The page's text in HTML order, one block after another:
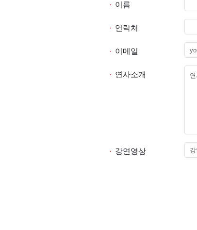
· 이름
· 연락처
· 이메일
· 연사소개
· 강연영상